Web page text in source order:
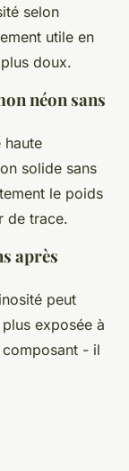
selon
utile en
doux.
néon sans
haute
solide sans
le poids
de trace.
après
peut
exposée à
composant - il